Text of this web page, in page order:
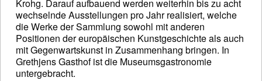
Krohg. Darauf aufbauend werden weiterhin bis zu acht
wechselnde Ausstellungen pro Jahr realisiert, welche
die Werke der Sammlung sowohl mit anderen
Positionen der europäischen Kunstgeschichte als auch
mit Gegenwartskunst in Zusammenhang bringen. In
Grethjens Gasthof ist die Museumsgastronomie
untergebracht.